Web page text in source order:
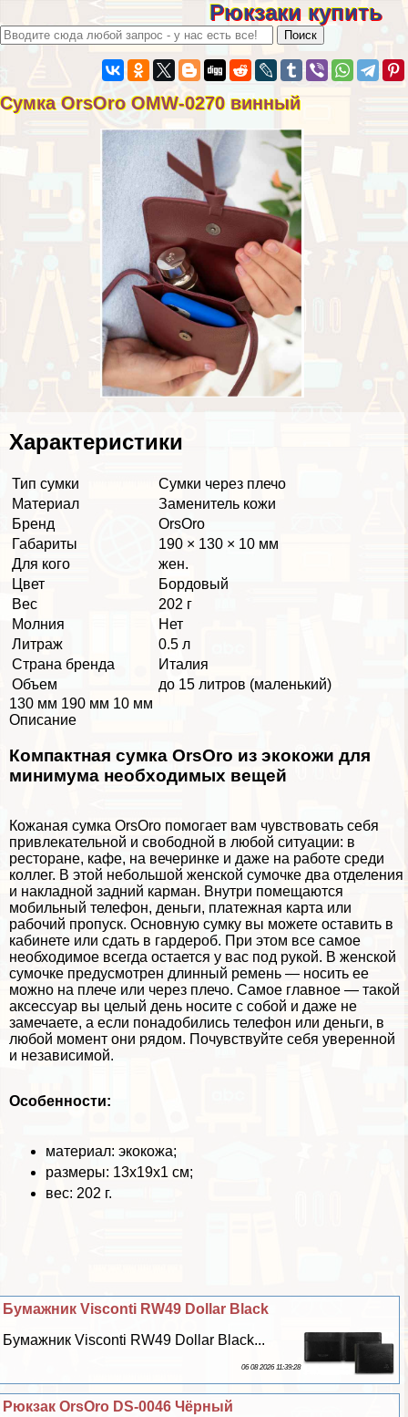
Рюкзаки купить
Сумка OrsOro OMW-0270 винный
Хаpaктеристики
Тип сумки
Сумки через плечо
Материал
Заменитель кожи
Бренд
OrsOro
Габариты
190 × 130 × 10 мм
Для кого
жен.
Цвет
Бордовый
Вес
202 г
Молния
Нет
Литраж
0.5 л
Страна бренда
Италия
Объем
до 15 литров (маленький)
130 мм 190 мм 10 мм
Описание
Компактная сумка OrsOro из экокожи для
минимума необходимых вещей
Кожаная сумка OrsOro помогает вам чувствовать себя
привлекательной и свободной в любой ситуации: в
ресторане, кафе, на вечеринке и даже на работе среди
коллег. В этой небольшой женской сумочке два отделения
и накладной задний карман. Внутри помещаются
мобильный телефон, деньги, платежная карта или
рабочий пропуск. Основную сумку вы можете оставить в
кабинете или сдать в гардероб. При этом все самое
необходимое всегда остается у вас под рукой. В женской
сумочке предусмотрен длинный ремень — носить ее
можно на плече или через плечо. Самое главное — такой
аксессуар вы целый день носите с собой и даже не
замечаете, а если понадобились телефон или деньги, в
любой момент они рядом. Почувствуйте себя уверенной
и независимой.
Особенности:
материал: экокожа;
размеры: 13х19х1 см;
вес: 202 г.
Бумажник Visconti RW49 Dollar Black
Бумажник Visconti RW49 Dollar Black...
06 08 2026 11:39:28
Рюкзак OrsOro DS-0046 Чёрный